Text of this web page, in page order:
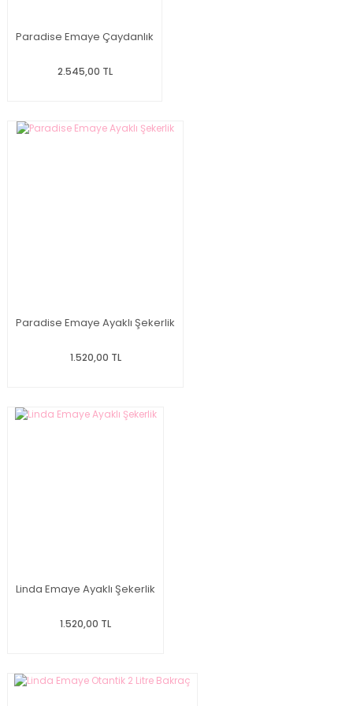
Paradise Emaye Çaydanlık
2.545,00 TL
Paradise Emaye Ayaklı Şekerlik
1.520,00 TL
Linda Emaye Ayaklı Şekerlik
1.520,00 TL